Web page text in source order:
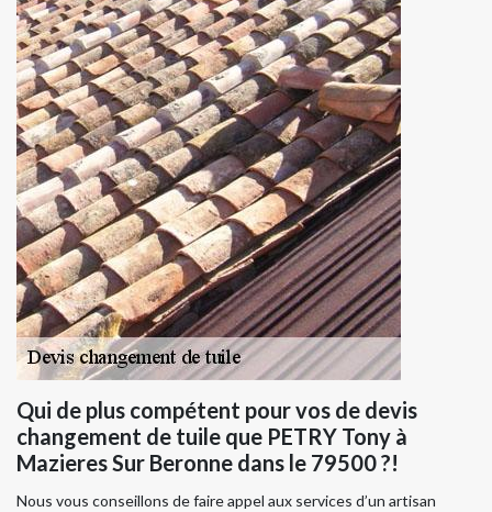
Qui de plus compétent pour vos de devis
changement de tuile que PETRY Tony à
Mazieres Sur Beronne dans le 79500 ?!
Nous vous conseillons de faire appel aux services d’un artisan